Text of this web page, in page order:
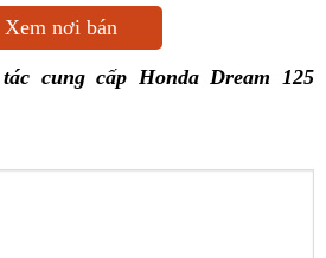
Xem nơi bán
cung cấp Honda Dream 125